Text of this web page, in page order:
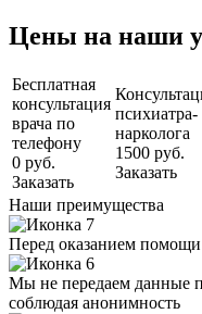
Цены на наши
Бесплатная
консультация
врача по
телефону
0 руб.
Заказать
психиатра-
нарколога
1500 руб.
Заказать
Наши преимущества
Перед оказанием помощи
Мы не передаем данные
соблюдая анонимность